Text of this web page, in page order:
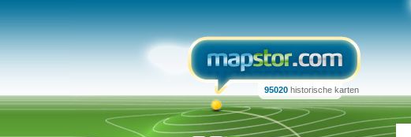
95020 historische karten